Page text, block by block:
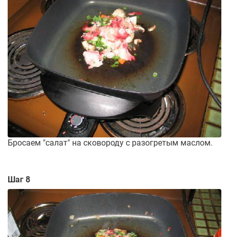
Бросаем "салат" на сковороду с разогретым маслом.
Шаг 8